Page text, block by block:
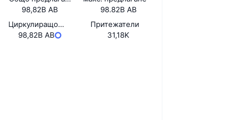
98,82B AB
98.82B AB
Циркулиращо предлагане
98,82B AB
Притежатели
31,18K